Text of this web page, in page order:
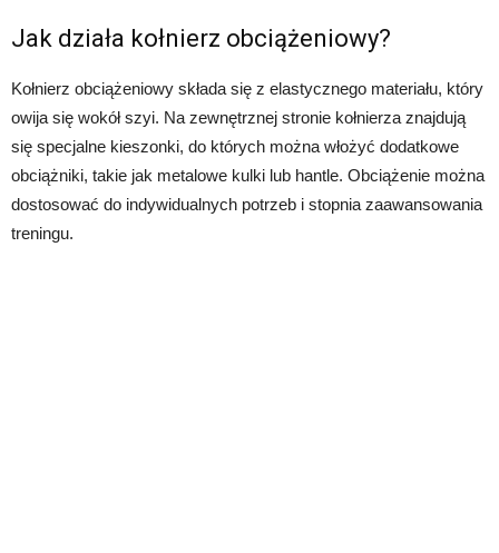
Jak działa kołnierz obciążeniowy?
Kołnierz obciążeniowy składa się z elastycznego materiału, który
owija się wokół szyi. Na zewnętrznej stronie kołnierza znajdują
się specjalne kieszonki, do których można włożyć dodatkowe
obciążniki, takie jak metalowe kulki lub hantle. Obciążenie można
dostosować do indywidualnych potrzeb i stopnia zaawansowania
treningu.